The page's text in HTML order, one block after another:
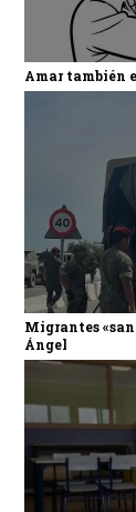
Amar también
Migrantes
Ángel